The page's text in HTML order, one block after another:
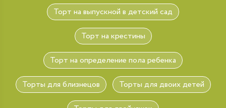
Торт на выпускной в детский сад
Торт на крестины
Торт на определение пола ребенка
Торты для близнецов Торты для двоих детей